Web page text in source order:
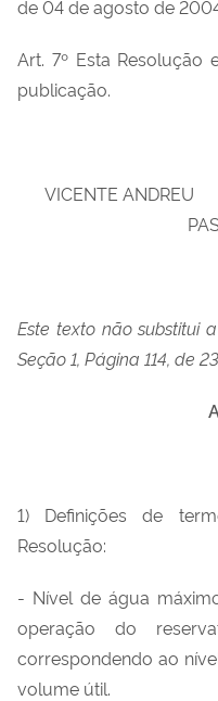
de 04 de agosto de
Art. 7º Esta
publicação.
VICENTE
Este texto não substitui
Seção 1, Página 114, de
1) Definições de
Resolução:
- Nível de água
operação do
correspondendo ao
volume útil.